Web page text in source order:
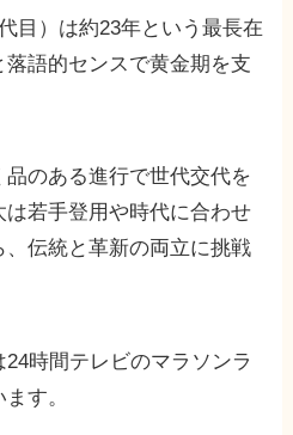
目）は約23年という最長在
語的センスで黄金期を支
のある進行で世代交代を
若手登用や時代に合わせ
伝統と革新の両立に挑戦
時間テレビのマラソンラ
す。